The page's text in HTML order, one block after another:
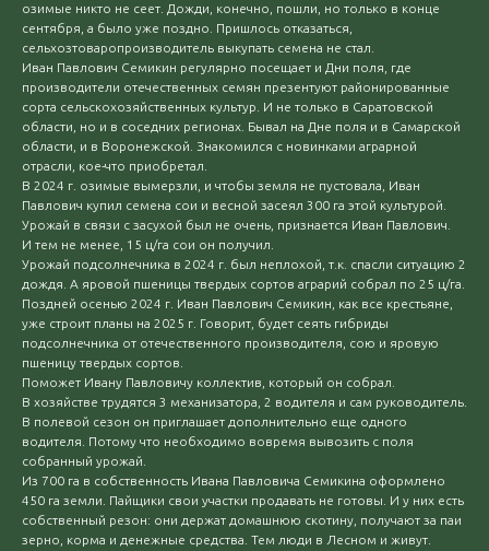
озимые никто не сеет. Дожди, конечно, пошли, но только в конце
сентября, а было уже поздно. Пришлось отказаться,
сельхозтоваропроизводитель выкупать семена не стал.
Иван Павлович Семикин регулярно посещает и Дни поля, где
производители отечественных семян презентуют районированные
сорта сельскохозяйственных культур. И не только в Саратовской
области, но и в соседних регионах. Бывал на Дне поля и в Самарской
области, и в Воронежской. Знакомился с новинками аграрной
отрасли, кое-что приобретал.
В 2024 г. озимые вымерзли, и чтобы земля не пустовала, Иван
Павлович купил семена сои и весной засеял 300 га этой культурой.
Урожай в связи с засухой был не очень, признается Иван Павлович.
И тем не менее, 15 ц/га сои он получил.
Урожай подсолнечника в 2024 г. был неплохой, т.к. спасли ситуацию 2
дождя. А яровой пшеницы твердых сортов аграрий собрал по 25 ц/га.
Поздней осенью 2024 г. Иван Павлович Семикин, как все крестьяне,
уже строит планы на 2025 г. Говорит, будет сеять гибриды
подсолнечника от отечественного производителя, сою и яровую
пшеницу твердых сортов.
Поможет Ивану Павловичу коллектив, который он собрал.
В хозяйстве трудятся 3 механизатора, 2 водителя и сам руководитель.
В полевой сезон он приглашает дополнительно еще одного
водителя. Потому что необходимо вовремя вывозить с поля
собранный урожай.
Из 700 га в собственность Ивана Павловича Семикина оформлено
450 га земли. Пайщики свои участки продавать не готовы. И у них есть
собственный резон: они держат домашнюю скотину, получают за паи
зерно, корма и денежные средства. Тем люди в Лесном и живут.